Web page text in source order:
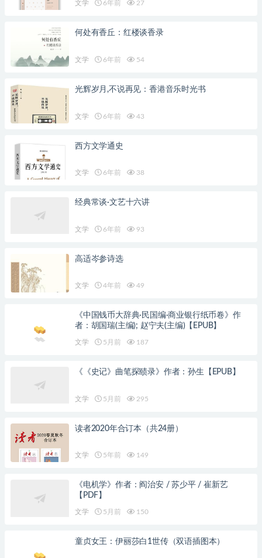
文学 6年前 27
何处有香丘：红楼谈香录
文学 6年前 54
光辉岁月,不说再见：香港音乐时光书
文学 6年前 43
西方文学通史
文学 6年前 38
经典常谈·文艺十六讲
文学 6年前 93
高适岑参诗选
文学 4年前 49
《中国钱币大辞典·民国编·商业银行纸币卷》作
者：胡国瑞(主编); 赵宁夫(主编)【EPUB】
文学 5月前 187
《《史记》曲笔探赜录》作者：孙生【EPUB】
文学 5月前 295
读者2020年合订本（共24册）
文学 5年前 149
《电机学》作者：阎治安 / 苏少平 / 崔新艺
【PDF】
文学 5月前 150
童贞女王：伊丽莎白1世传（双语插图本）